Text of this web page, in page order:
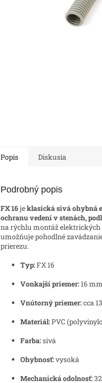
Popis Diskusia
Podrobný popis
FX 16jeklasická sivá ohybná
ochranu vedení v stenách,
na rýchlu montáž
umožňuje pohodlné
prierezu.
Typ:FX 16
Vonkajší priemer:16 mm
Vnútorný priemer:cca
Materiál:PVC
Farba:sivá
Ohybnosť:vysoká
Mechanická odolnosť: